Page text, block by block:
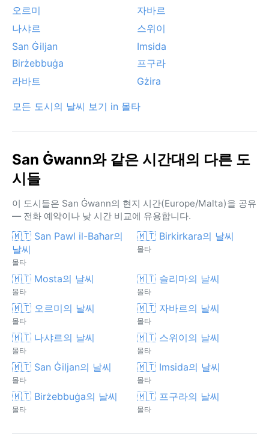
오르미
자바르
나샤르
스위이
San Ġiljan
Imsida
Birżebbuġa
프구라
라바트
Gżira
모든 도시의 날씨 보기 in 몰타
San Ġwann와 같은 시간대의 다른 도
시들
이 도시들은 San Ġwann의 현지 시간(Europe/Malta)을 공유
— 전화 예약이나 낮 시간 비교에 유용합니다.
🇲🇹 San Pawl il-Baħar의
날씨
몰타
🇲🇹 Birkirkara의 날씨
몰타
🇲🇹 Mosta의 날씨
몰타
🇲🇹 슬리마의 날씨
몰타
🇲🇹 오르미의 날씨
몰타
🇲🇹 자바르의 날씨
몰타
🇲🇹 나샤르의 날씨
몰타
🇲🇹 스위이의 날씨
몰타
🇲🇹 San Ġiljan의 날씨
몰타
🇲🇹 Imsida의 날씨
몰타
🇲🇹 Birżebbuġa의 날씨
몰타
🇲🇹 프구라의 날씨
몰타